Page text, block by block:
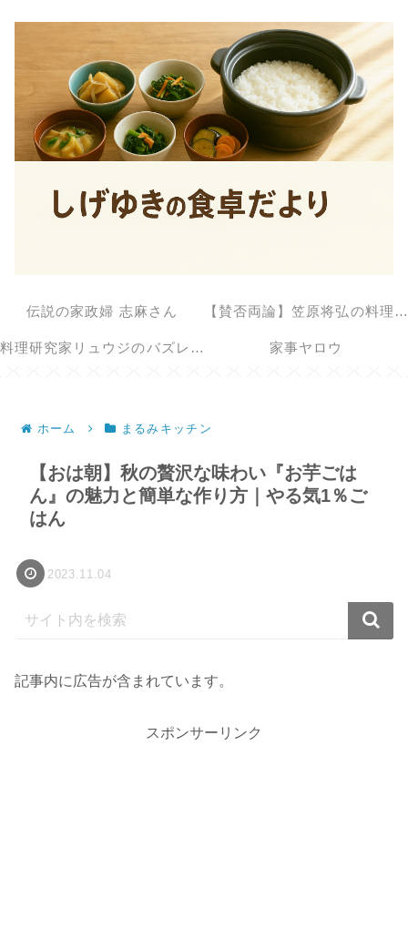
伝説の家政婦 志麻さん 【賛否両論】笠原将弘の料理のほそ道
料理研究家リュウジのバズレシピ 家事ヤロウ
ホーム まるみキッチン
【おは朝】秋の贅沢な味わい『お芋ごは
ん』の魅力と簡単な作り方｜やる気1％ご
はん
2023.11.04
記事内に広告が含まれています。
スポンサーリンク